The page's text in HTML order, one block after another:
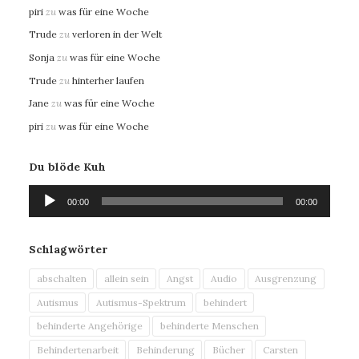
piri zu was für eine Woche
Trude zu verloren in der Welt
Sonja zu was für eine Woche
Trude zu hinterher laufen
Jane zu was für eine Woche
piri zu was für eine Woche
Du blöde Kuh
Audio-
Player
00:00 00:00
Schlagwörter
abschalten allein sein Angst Audio
Ausgrenzung
Autismus
Autismus-Spektrum
behindert
behinderte Angehörige
behinderte Menschen
Behindertenarbeit
Behinderung Bücher Carsten